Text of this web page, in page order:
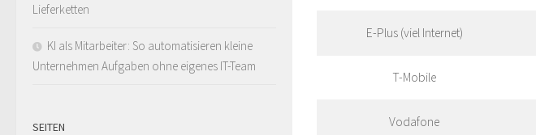
E-Plus (viel Internet)
T-Mobile
Vodafone
Lieferketten
KI als Mitarbeiter: So automatisieren kleine
Unternehmen Aufgaben ohne eigenes IT-Team
SEITEN